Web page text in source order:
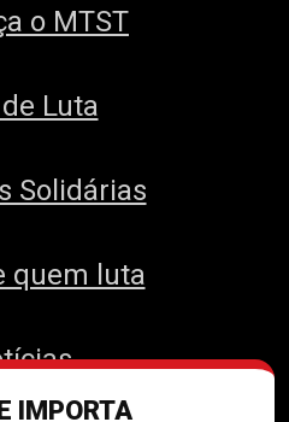
IMPORTA
o MTST
Luta
Solidárias
quem luta